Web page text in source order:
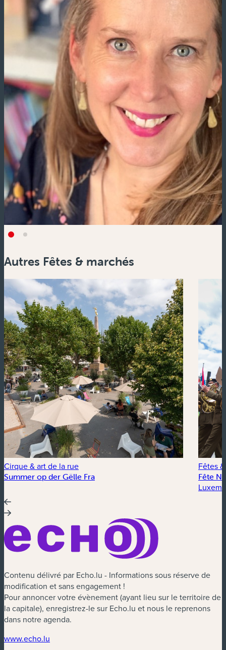
Autres Fêtes & marchés
Cirque & art de la rue
Summer op der Gëlle Fra
Fêtes
Fête
Contenu délivré par Echo.lu - Informations sous réserve de
modification et sans engagement !
Pour annoncer votre évènement (ayant lieu sur le territoire de
la capitale), enregistrez-le sur Echo.lu et nous le reprenons
dans notre agenda.
www.echo.lu